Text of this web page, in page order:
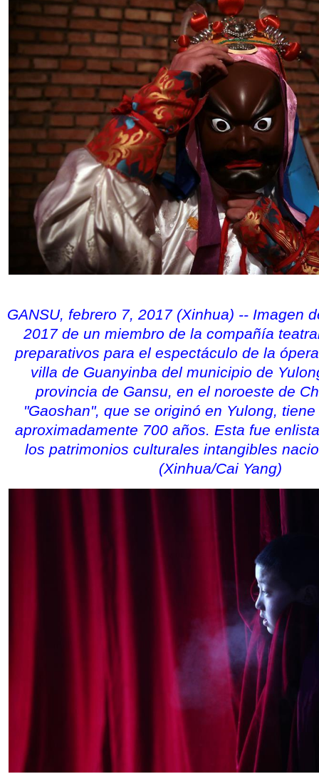
GANSU, febrero 7, 2017 (Xinhua) -- Imagen
2017 de un miembro de la compañía
preparativos para el espectáculo de la
villa de Guanyinba del municipio de
provincia de Gansu, en el noroeste de
"Gaoshan", que se originó en Yulong,
aproximadamente 700 años. Esta fue
los patrimonios culturales intangibles
(Xinhua/Cai Yang)